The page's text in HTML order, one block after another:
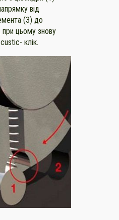
від
(3) до
при цьому знову
клік.